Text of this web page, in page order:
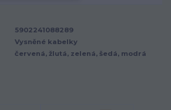
5902241088289
Vysněné kabelky
červená, žlutá, zelená, šedá, modrá